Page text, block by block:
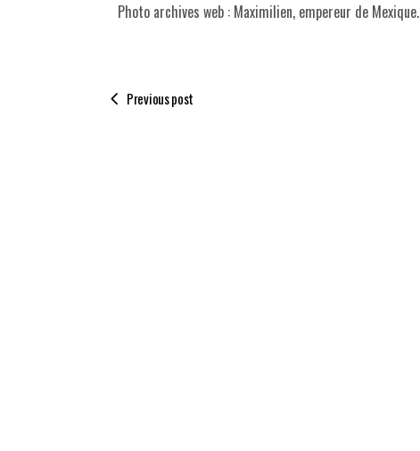
Photo archives web : Maximilien, empereur de Mexique.
Previous post